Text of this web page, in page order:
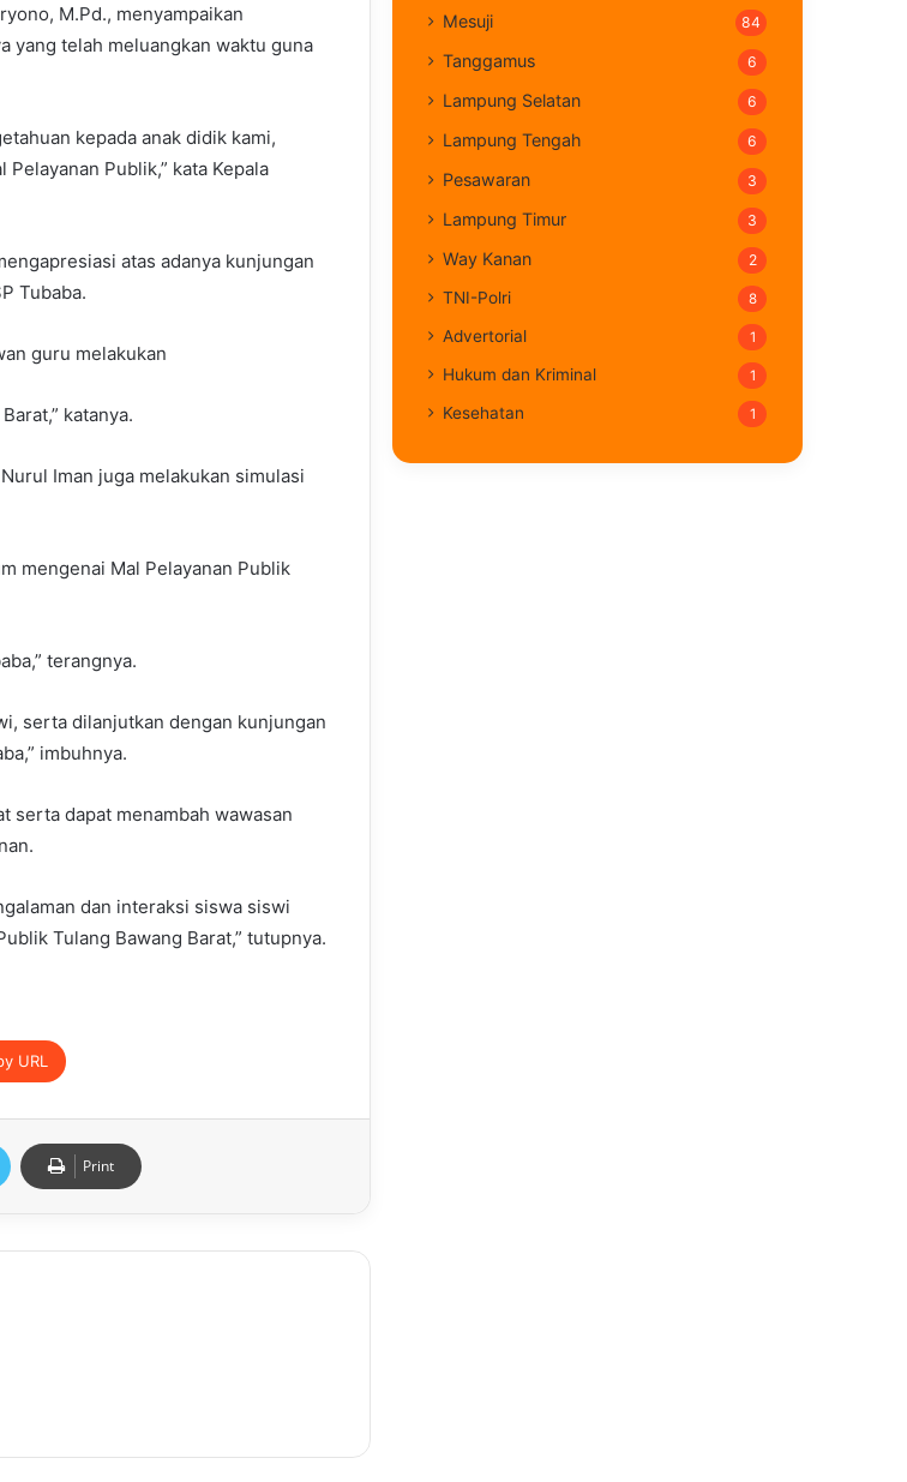
M.Pd., menyampaikan
yang telah meluangkan waktu guna
kepada anak didik kami,
Publik,” kata Kepala
atas adanya kunjungan
Tubaba.
guru melakukan
katanya.
Iman juga melakukan simulasi
mengenai Mal Pelayanan Publik
terangnya.
serta dilanjutkan dengan kunjungan
imbuhnya.
serta dapat menambah wawasan
dan interaksi siswa siswi
Tulang Bawang Barat,” tutupnya.
URL
Print
Mesuji 84
Tanggamus 6
Lampung Selatan 6
Lampung Tengah 6
Pesawaran 3
Lampung Timur 3
Way Kanan 2
TNI-Polri 8
Advertorial 1
Hukum dan Kriminal 1
Kesehatan 1